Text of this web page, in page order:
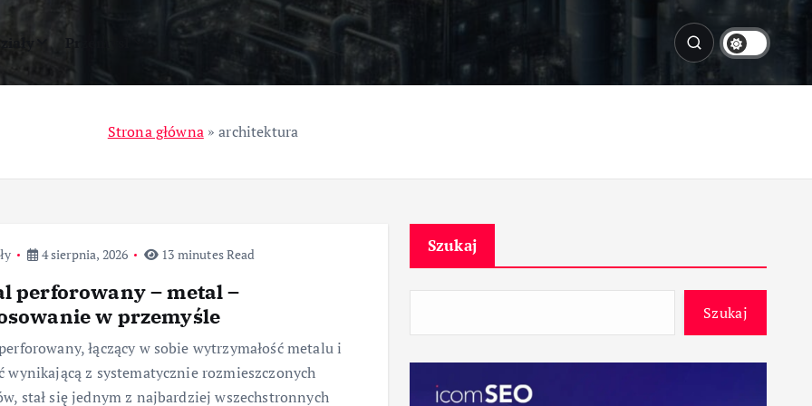
Przemysł
Strona główna»architektura
4 sierpnia, 2026 13 minutes Read
perforowany – metal –
w przemyśle
łączący w sobie wytrzymałość metalu i
wynikającą z systematycznie rozmieszczonych
stał się jednym z najbardziej wszechstronnych
Szukaj
Szukaj